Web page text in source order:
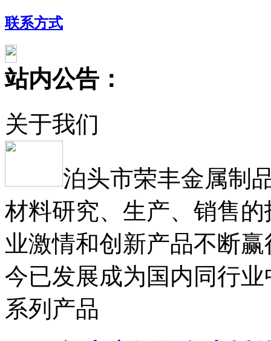
联系方式
站内公告：
关于我们
泊头市荣丰金属制
材料研究、生产、销售
业激情和创新产品不断
今已发展成为国内同行
系列产品